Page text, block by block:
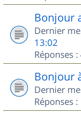
Bonjour
Dernier
13:02
Réponses :
Bonjour
Dernier
Réponses :